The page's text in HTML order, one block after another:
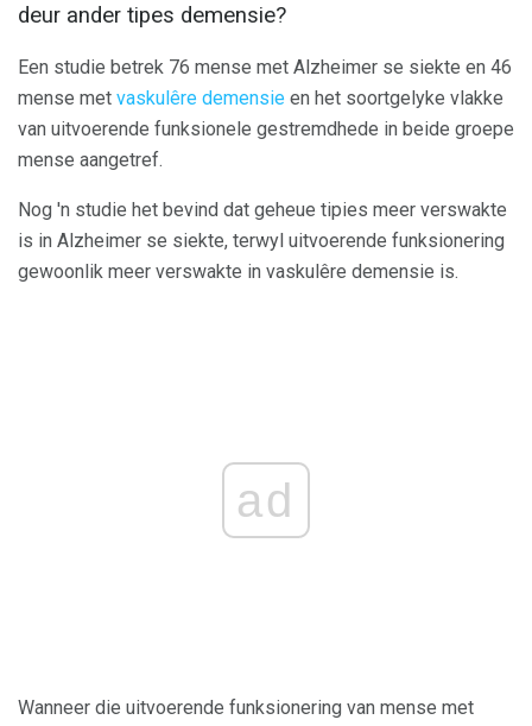
deur ander tipes demensie?
Een studie betrek 76 mense met Alzheimer se siekte en 46
mense met vaskulêre demensie en het soortgelyke vlakke
van uitvoerende funksionele gestremdhede in beide groepe
mense aangetref.
Nog 'n studie het bevind dat geheue tipies meer verswakte
is in Alzheimer se siekte, terwyl uitvoerende funksionering
gewoonlik meer verswakte in vaskulêre demensie is.
ad
Wanneer die uitvoerende funksionering van mense met